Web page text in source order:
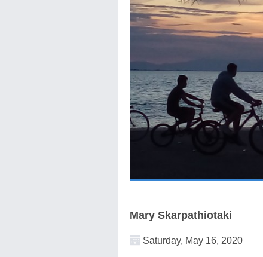
Mary Skarpathiotaki
Saturday, May 16, 2020